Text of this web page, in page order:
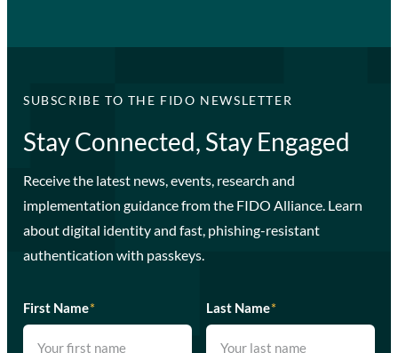
SUBSCRIBE TO THE FIDO NEWSLETTER
Stay Connected, Stay Engaged
Receive the latest news, events, research and
implementation guidance from the FIDO Alliance. Learn
about digital identity and fast, phishing-resistant
authentication with passkeys.
First Name* Last Name*